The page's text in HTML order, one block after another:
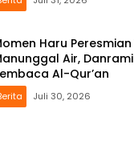
Haru Peresmian
Air,
Al-Qur’an
Juli 30, 2026